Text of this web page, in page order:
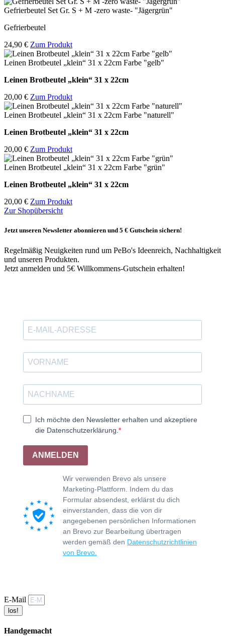
Gefrierbeutel Set Gr. S + M -zero waste- "Jägergrün"
Gefrierbeutel
24,90 € Zum Produkt
Leinen Brotbeutel „klein“ 31 x 22cm Farbe "gelb"
Leinen Brotbeutel „klein“ 31 x 22cm
20,00 € Zum Produkt
Leinen Brotbeutel „klein“ 31 x 22cm Farbe "naturell"
Leinen Brotbeutel „klein“ 31 x 22cm
20,00 € Zum Produkt
Leinen Brotbeutel „klein“ 31 x 22cm Farbe "grün"
Leinen Brotbeutel „klein“ 31 x 22cm
20,00 € Zum Produkt
Zur Shopübersicht
Jetzt unseren Newsletter abonnieren und 5 € Gutschein sichern!
Regelmäßig Neuigkeiten rund um PeBo's Ideenreich, Nachhaltigkeit
und unseren Produkten.
Jetzt anmelden und 5€ Willkommens-Gutschein erhalten!
Ich möchte den Newsletter erhalten und akzeptiere
die Datenschutzerklärung.
ANMELDEN
Wir verwenden Brevo als unsere
Marketing-Plattform. Indem du das
Formular absendest, erklärst du dich
einverstanden, dass die von dir
angegebenen persönlichen Informationen
an Brevo zur Bearbeitung übertragen
werden gemäß den Datenschutzrichtlinien
von Brevo.
E-Mail
los!
Handgemacht